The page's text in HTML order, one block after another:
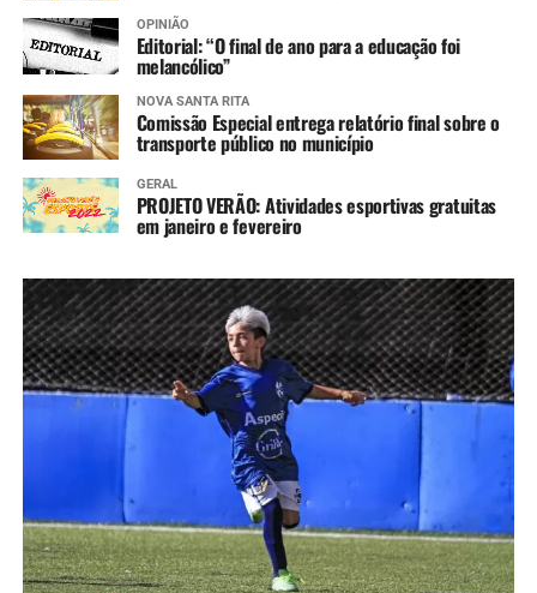
OPINIÃO
Editorial: “O final de ano para a educação foi
melancólico”
NOVA SANTA RITA
Comissão Especial entrega relatório final sobre o
transporte público no município
GERAL
PROJETO VERÃO: Atividades esportivas gratuitas
em janeiro e fevereiro